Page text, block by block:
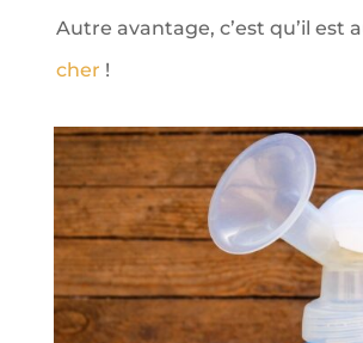
Autre avantage, c’est qu’il est
cher !